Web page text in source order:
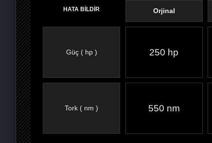
HATA BİLDİR
Güç ( hp )
Tork ( nm )
Orjinal
250 hp
550 nm